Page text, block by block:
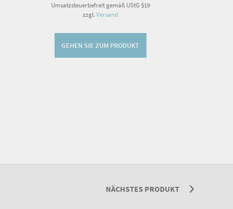
Umsatzsteuerbefreit gemäß UStG §19
zzgl.Versand
GEHEN SIE ZUM PRODUKT
NÄCHSTES PRODUKT